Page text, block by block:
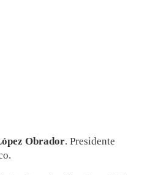
Obrador. Presidente